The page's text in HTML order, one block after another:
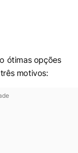
ótimas opções
motivos: